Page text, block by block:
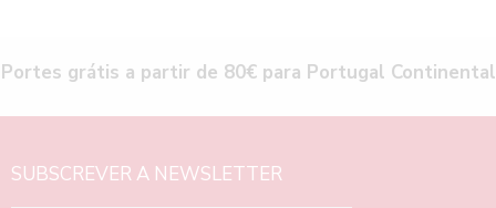
Portes grátis a partir de 80€ para Portugal Continental
SUBSCREVER A NEWSLETTER